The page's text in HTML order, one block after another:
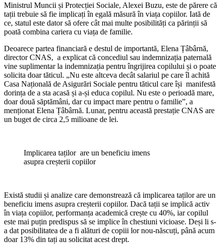
Ministrul Muncii și Protecției Sociale, Alexei Buzu, este de păre­re că
tații trebuie să fie implicați în egală măsură în viața copiilor. Iată de
ce, statul este dator să ofere cât mai multe posibilități ca părinții să
poată combina cariera cu viața de familie.
Deoarece partea financiară e destul de importantă, Elena Țâbârnă,
director CNAS, a expli­cat că concediul sau indemnizația paternală
vine suplimentar la indemnizația pentru îngrijirea co­pilului și o poate
solicita doar tăti­cul. „Nu este altceva decât salariul pe care îl achită
Casa Națională de Asigurări Sociale pentru tăti­cul care își manifestă
dorința de a sta acasă și a-și educa copilul. Nu este o perioadă mare,
doar două săptămâni, dar cu impact mare pentru o familie”, a
menționat Ele­na Țâbârnă. Lunar, pentru această prestație CNAS are
un buget de circa 2,5 milioane de lei.
Implicarea taților are un beneficiu imens
asupra creșterii copiilor
Există studii și analize care de­monstrează că implicarea taților are un
beneficiu imens asupra creșterii copiilor. Dacă tații se implică activ
în viața copiilor, performanța academică crește cu 40%, iar copilul
este mai puțin predispus să se implice în ches­tiuni vicioase. Deși li s-
a dat po­sibilitatea de a fi alături de copiii lor nou-născuți, până acum
doar 13% din tați au solicitat acest drept.